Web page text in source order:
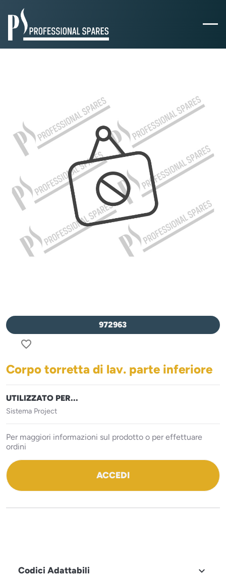
972963
favorite_border
Corpo torretta di lav. parte inferiore
UTILIZZATO PER...
Sistema Project
Per maggiori informazioni sul prodotto o per effettuare
ordini
ACCEDI
Codici Adattabili 